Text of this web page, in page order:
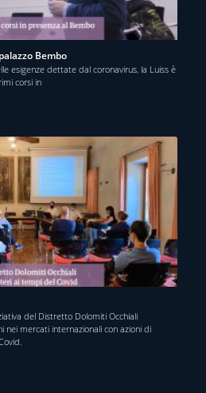
Bembo
esigenze dettate dal coronavirus, la Luiss è
corsi in
del Distretto Dolomiti Occhiali
nei mercati internazionali con azioni di